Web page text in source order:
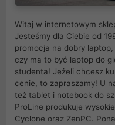
Witaj w internetowym
Jesteśmy dla Ciebie od
promocja na dobry
czy ma to być laptop do
studenta! Jeżeli chcesz
cenie, to zapraszamy! U
też tablet i notebook do
ProLine produkuje
Cyclone oraz ZenPC.